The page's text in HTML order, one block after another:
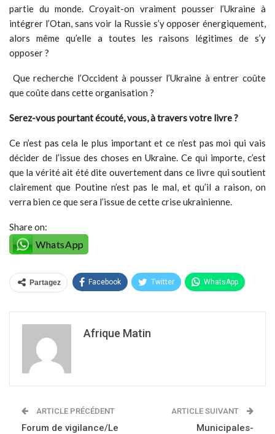
partie du monde. Croyait-on vraiment pousser l’Ukraine à
intégrer l’Otan, sans voir la Russie s’y opposer énergiquement,
alors même qu’elle a toutes les raisons légitimes de s’y
opposer ?
Que recherche l’Occident à pousser l’Ukraine à entrer coûte
que coûte dans cette organisation ?
Serez-vous pourtant écouté, vous, à travers votre livre ?
Ce n’est pas cela le plus important et ce n’est pas moi qui vais
décider de l’issue des choses en Ukraine. Ce qui importe, c’est
que la vérité ait été dite ouvertement dans ce livre qui soutient
clairement que Poutine n’est pas le mal, et qu’il a raison, on
verra bien ce que sera l’issue de cette crise ukrainienne.
Share on:
WhatsApp
Partagez Facebook Twitter WhatsApp
Afrique Matin
ARTICLE PRÉCÉDENT
Forum de vigilance/Le
ARTICLE SUIVANT
Municipales-